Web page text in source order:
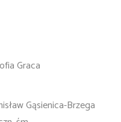
Graca
Gąsienica-Brzega